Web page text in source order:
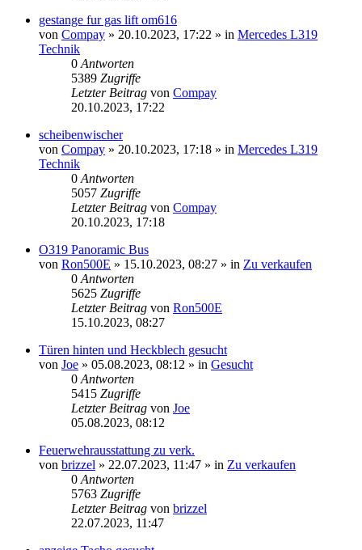
gestange fur gas lift om616
von Compay » 20.10.2023, 17:22 » in Mercedes L319
Technik
0 Antworten
5389 Zugriffe
Letzter Beitrag von Compay
20.10.2023, 17:22
scheibenwischer
von Compay » 20.10.2023, 17:18 » in Mercedes L319
Technik
0 Antworten
5057 Zugriffe
Letzter Beitrag von Compay
20.10.2023, 17:18
O319 Panoramic Bus
von Ron500E » 15.10.2023, 08:27 » in Zu verkaufen
0 Antworten
5625 Zugriffe
Letzter Beitrag von Ron500E
15.10.2023, 08:27
Türen hinten und Heckblech gesucht
von Joe » 05.08.2023, 08:12 » in Gesucht
0 Antworten
5415 Zugriffe
Letzter Beitrag von Joe
05.08.2023, 08:12
Feuerwehrausstattung zu verk.
von brizzel » 22.07.2023, 11:47 » in Zu verkaufen
0 Antworten
5763 Zugriffe
Letzter Beitrag von brizzel
22.07.2023, 11:47